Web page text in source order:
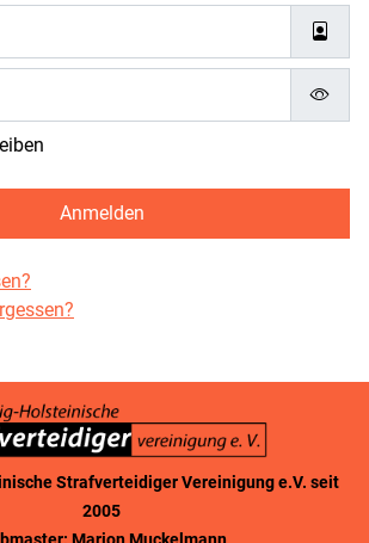
Anmelden
Strafverteidiger Vereinigung e.V. seit
2005